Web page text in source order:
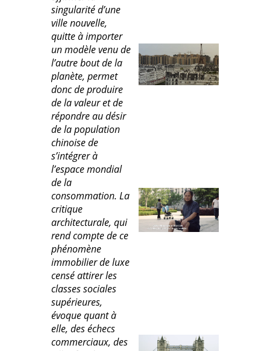
singularité d’une
ville nouvelle,
quitte à importer
un modèle venu de
l’autre bout de la
planète, permet
donc de produire
de la valeur et de
répondre au désir
de la population
chinoise de
s’intégrer à
l’espace mondial
de la
consommation. La
critique
architecturale, qui
rend compte de ce
phénomène
immobilier de luxe
censé attirer les
classes sociales
supérieures,
évoque quant à
elle, des échecs
commerciaux, des